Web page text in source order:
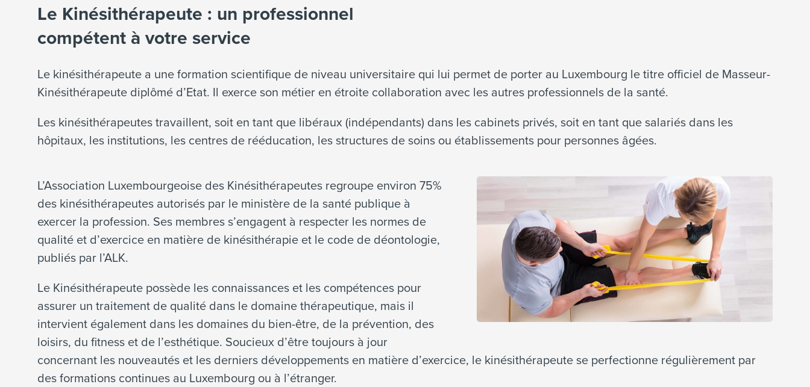
Le Kinésithérapeute : un professionnel
compétent à votre service
Le kinésithérapeute a une formation scientifique de niveau universitaire qui lui permet de porter au Luxembourg le titre officiel de Masseur-
Kinésithérapeute diplômé d’Etat. Il exerce son métier en étroite collaboration avec les autres professionnels de la santé.
Les kinésithérapeutes travaillent, soit en tant que libéraux (indépendants) dans les cabinets privés, soit en tant que salariés dans les
hôpitaux, les institutions, les centres de rééducation, les structures de soins ou établissements pour personnes âgées.
L’Association Luxembourgeoise des Kinésithérapeutes regroupe environ 75%
des kinésithérapeutes autorisés par le ministère de la santé publique à
exercer la profession. Ses membres s’engagent à respecter les normes de
qualité et d’exercice en matière de kinésithérapie et le code de déontologie,
publiés par l’ALK.
Le Kinésithérapeute possède les connaissances et les compétences pour
assurer un traitement de qualité dans le domaine thérapeutique, mais il
intervient également dans les domaines du bien-être, de la prévention, des
loisirs, du fitness et de l’esthétique. Soucieux d’être toujours à jour
concernant les nouveautés et les derniers développements en matière d’exercice, le kinésithérapeute se perfectionne régulièrement par
des formations continues au Luxembourg ou à l’étranger.